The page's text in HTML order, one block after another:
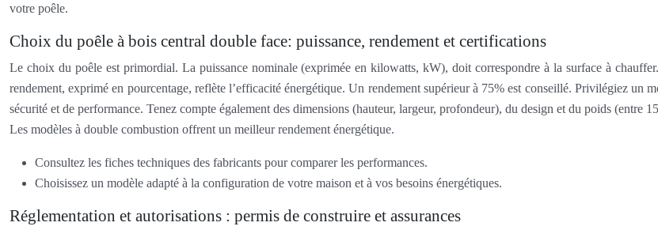
votre poêle.
Choix du poêle à bois central double face: puissance, rendement et certifications
Le choix du poêle est primordial. La puissance nominale (exprimée en kilowatts, kW), doit correspondre à la surface à
rendement, exprimé en pourcentage, reflète l’efficacité énergétique. Un rendement supérieur à 75% est conseillé. Privilégiez un
sécurité et de performance. Tenez compte également des dimensions (hauteur, largeur, profondeur), du design et du poids (entre
Les modèles à double combustion offrent un meilleur rendement énergétique.
Consultez les fiches techniques des fabricants pour comparer les performances.
Choisissez un modèle adapté à la configuration de votre maison et à vos besoins énergétiques.
Réglementation et autorisations : permis de construire et assurances